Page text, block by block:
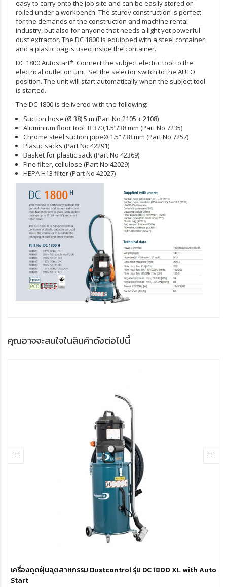
easy to carry onto the job site and can be easily stored or
rolled under a workbench. The sturdy construction is perfect
for the demands of the construction and machine rental
industry, but also for anyone that needs a light yet powerful
dust extractor. The DC 1800 is equipped with a steel container
and a plastic bag is used inside the container.
DC 1800 Autostart*: Connect the subject electric tool to the
electrical outlet on unit. Set the selector switch to the AUTO
position. The unit will start automatically when the subject tool
is started.
The DC 1800 is delivered with the following:
Suction hose (Ø 38) 5 m (Part No 2105 + 2108)
Aluminium floor tool B 370,1.5”/38 mm (Part No 7235)
Chrome steel suction pipeØ 1.5” /38 mm (Part No 7257)
Plastic sacks (Part No 42291)
Basket for plastic sack (Part No 42369)
Fine filter, cellulose (Part No 42029)
HEPA H13 filter (Part No 42027)
คุณอาจจะสนใจในสินค้าดังต่อไปนี้
เครื่องดูดฝุ่นอุตสาหกรรม Dustcontrol รุ่น DC 1800 XL with Auto
Start